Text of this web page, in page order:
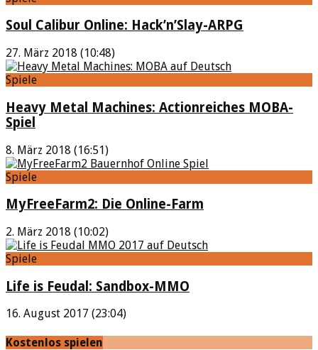
Soul Calibur Online: Hack’n’Slay-ARPG
27. März 2018 (10:48)
Spiele
Heavy Metal Machines: Actionreiches MOBA-
Spiel
8. März 2018 (16:51)
Spiele
MyFreeFarm2: Die Online-Farm
2. März 2018 (10:02)
Spiele
Life is Feudal: Sandbox-MMO
16. August 2017 (23:04)
Kostenlos spielen